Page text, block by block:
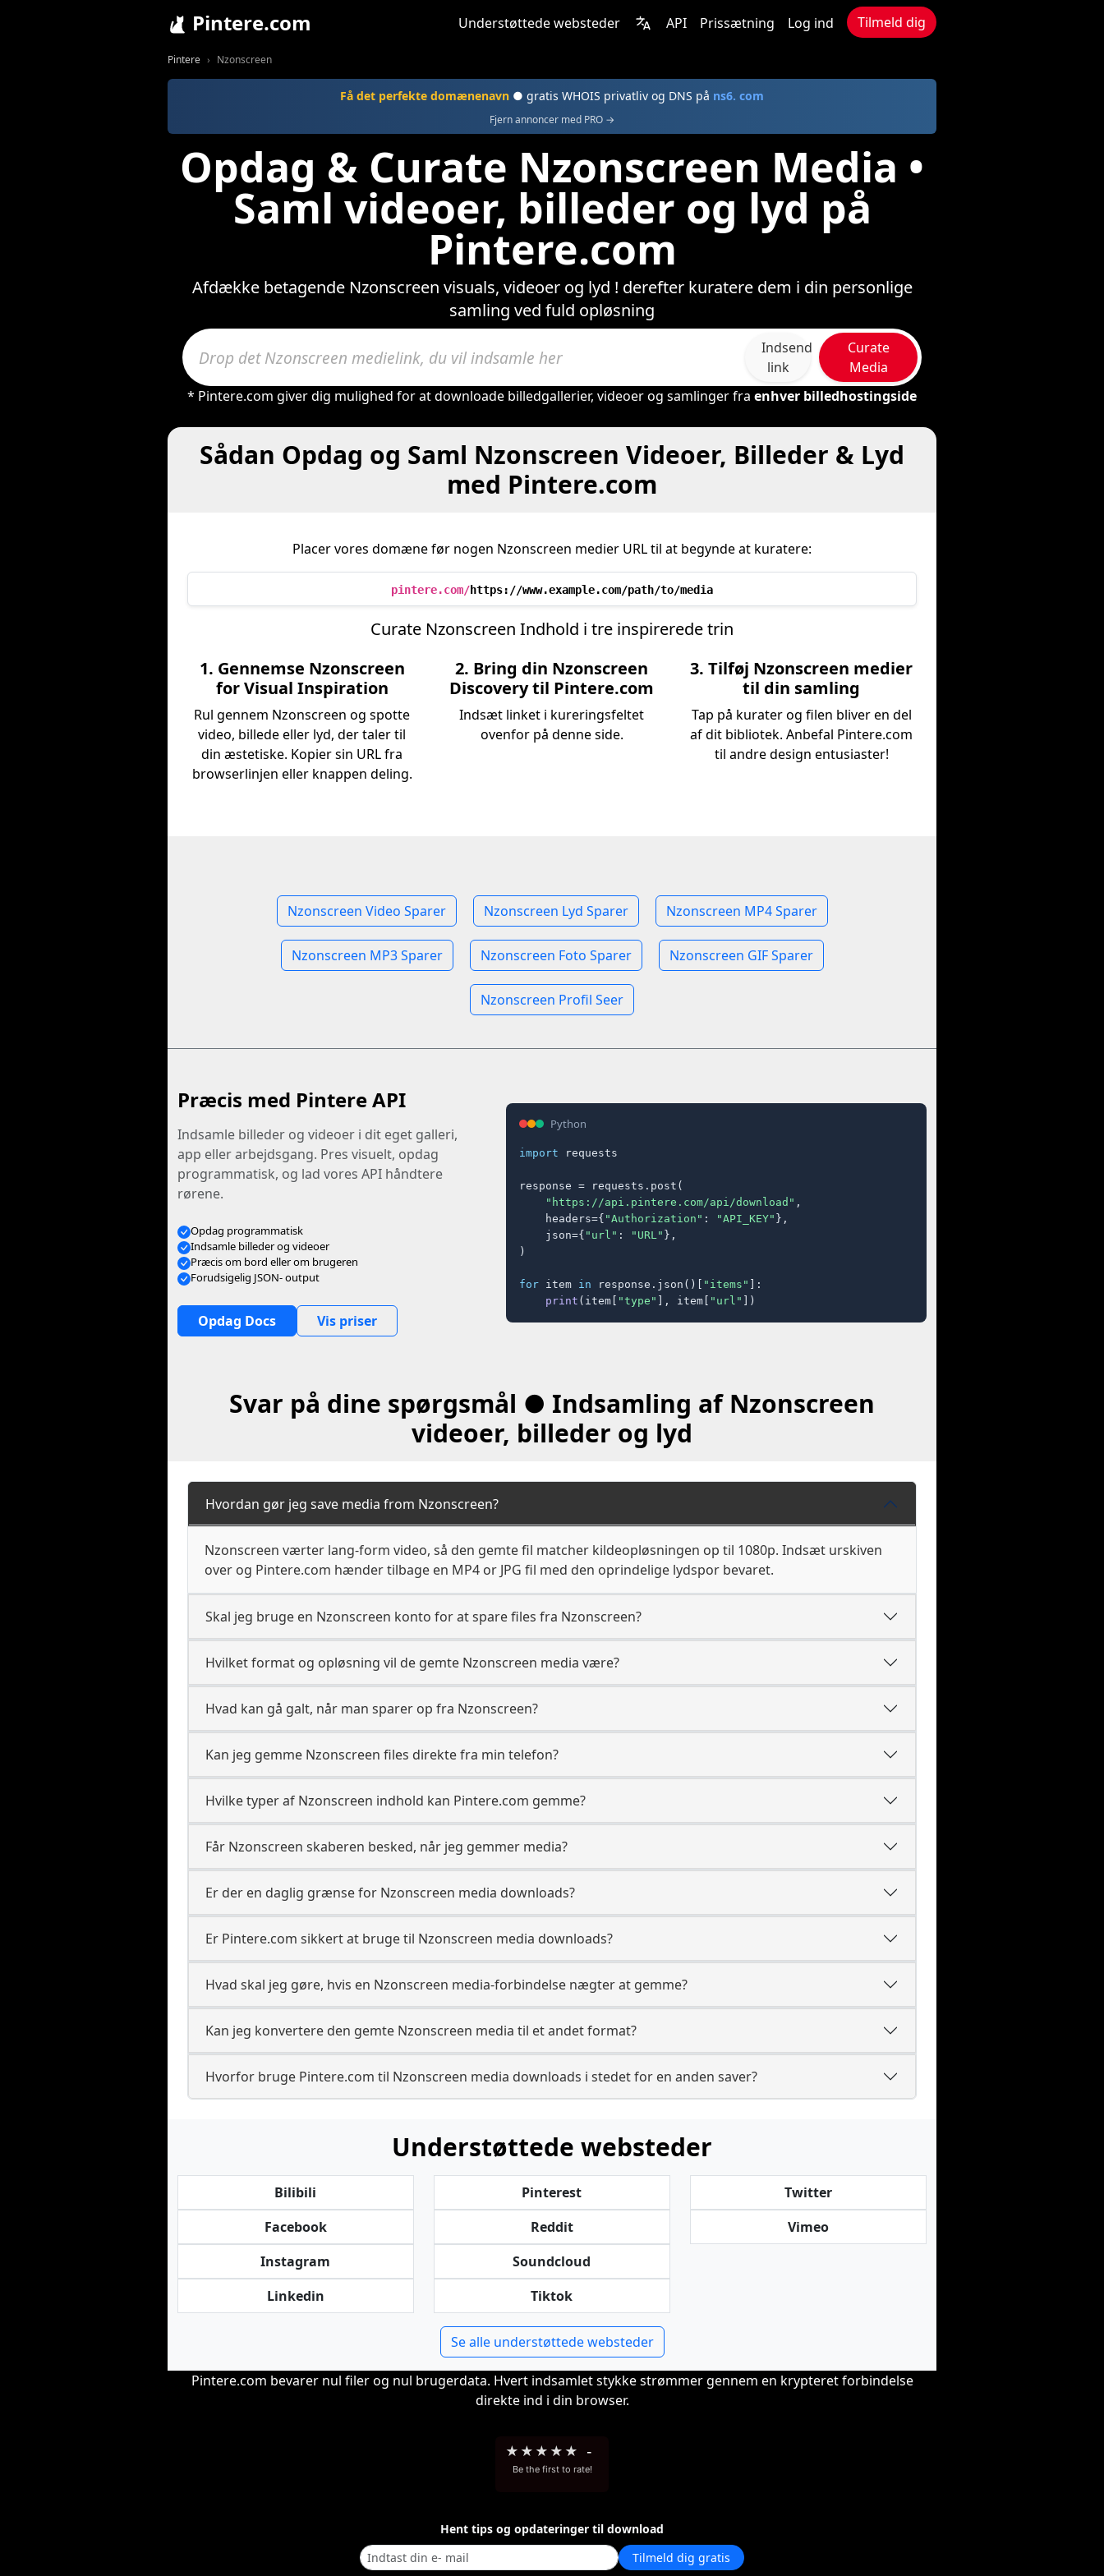
Pintere.com Understøttede websteder API Prissætning Log ind Tilmeld dig
Pintere Nzonscreen
Få det perfekte domænenavn ● gratis WHOIS privatliv og DNS på ns6. com
Fjern annoncer med PRO →
Opdag & Curate Nzonscreen Media •
Saml videoer, billeder og lyd på
Pintere.com
Afdække betagende Nzonscreen visuals, videoer og lyd ! derefter kuratere dem i din personlige
samling ved fuld opløsning
Indsend
link
Curate
Media
* Pintere.com giver dig mulighed for at downloade billedgallerier, videoer og samlinger fra enhver billedhostingside
Sådan Opdag og Saml Nzonscreen Videoer, Billeder & Lyd
med Pintere.com
Placer vores domæne før nogen Nzonscreen medier URL til at begynde at kuratere:
pintere.com/https://www.example.com/path/to/media
Curate Nzonscreen Indhold i tre inspirerede trin
1. Gennemse Nzonscreen
for Visual Inspiration
Rul gennem Nzonscreen og spotte
video, billede eller lyd, der taler til
din æstetiske. Kopier sin URL fra
browserlinjen eller knappen deling.
2. Bring din Nzonscreen
Discovery til Pintere.com
Indsæt linket i kureringsfeltet
ovenfor på denne side.
3. Tilføj Nzonscreen medier
til din samling
Tap på kurater og filen bliver en del
af dit bibliotek. Anbefal Pintere.com
til andre design entusiaster!
Nzonscreen Video Sparer Nzonscreen Lyd Sparer Nzonscreen MP4 Sparer
Nzonscreen MP3 Sparer Nzonscreen Foto Sparer Nzonscreen GIF Sparer
Nzonscreen Profil Seer
Præcis med Pintere API
Indsamle billeder og videoer i dit eget galleri,
app eller arbejdsgang. Pres visuelt, opdag
programmatisk, og lad vores API håndtere
rørene.
Opdag programmatisk
Indsamle billeder og videoer
Præcis om bord eller om brugeren
Forudsigelig JSON- output
Opdag Docs Vis priser
Python
import requests
response = requests.post(
"https://api.pintere.com/api/download" ,
    headers={
"Authorization" : "API_KEY" },
    json={
"url" : "URL" },
)
for item in response.json()[ "items" ]:
print (item[ "type" ], item[ "url" ])
Svar på dine spørgsmål ● Indsamling af Nzonscreen
videoer, billeder og lyd
Hvordan gør jeg save media from Nzonscreen?
Nzonscreen værter lang-form video, så den gemte fil matcher kildeopløsningen op til 1080p. Indsæt urskiven
over og Pintere.com hænder tilbage en MP4 or JPG fil med den oprindelige lydspor bevaret.
Skal jeg bruge en Nzonscreen konto for at spare files fra Nzonscreen?
Hvilket format og opløsning vil de gemte Nzonscreen media være?
Hvad kan gå galt, når man sparer op fra Nzonscreen?
Kan jeg gemme Nzonscreen files direkte fra min telefon?
Hvilke typer af Nzonscreen indhold kan Pintere.com gemme?
Får Nzonscreen skaberen besked, når jeg gemmer media?
Er der en daglig grænse for Nzonscreen media downloads?
Er Pintere.com sikkert at bruge til Nzonscreen media downloads?
Hvad skal jeg gøre, hvis en Nzonscreen media-forbindelse nægter at gemme?
Kan jeg konvertere den gemte Nzonscreen media til et andet format?
Hvorfor bruge Pintere.com til Nzonscreen media downloads i stedet for en anden saver?
Understøttede websteder
Bilibili
Facebook
Instagram
Linkedin
Pinterest
Reddit
Soundcloud
Tiktok
Twitter
Vimeo
Se alle understøttede websteder
Pintere.com bevarer nul filer og nul brugerdata. Hvert indsamlet stykke strømmer gennem en krypteret forbindelse
direkte ind i din browser.
★ ★ ★ ★ ★ -
Be the first to rate!
Hent tips og opdateringer til download
Tilmeld dig gratis